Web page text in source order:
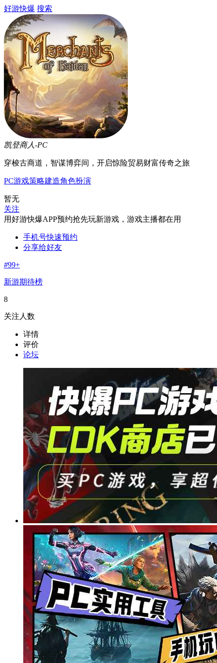
好游快爆 搜索
凯登商人-PC
穿梭古商道，智谋博弈间，开启惊险贸易财富传奇之旅
PC游戏策略建造角色扮演
暂无
关注
用好游快爆APP预约抢先玩新游戏，游戏主播都在用
手机号快速预约
分享给好友
#99+
新游期待榜
8
关注人数
详情
评价
论坛